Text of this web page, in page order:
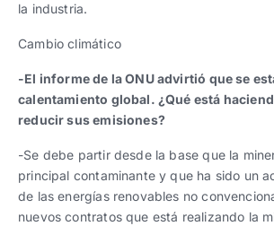
la industria.
Cambio climático
-El informe de la ONU advirtió que se
calentamiento global. ¿Qué está
reducir sus emisiones?
-Se debe partir desde la base que la
principal contaminante y que ha sido un
de las energías renovables no
nuevos contratos que está realizando la